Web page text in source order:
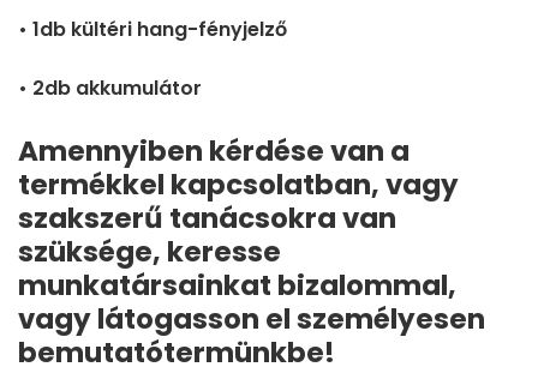
• 1db kültéri hang-fényjelző
• 2db akkumulátor
Amennyiben kérdése van a
termékkel kapcsolatban, vagy
szakszerű tanácsokra van
szüksége, keresse
munkatársainkat bizalommal,
vagy látogasson el személyesen
bemutatótermünkbe!